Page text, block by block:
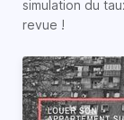
simulation du
revue !